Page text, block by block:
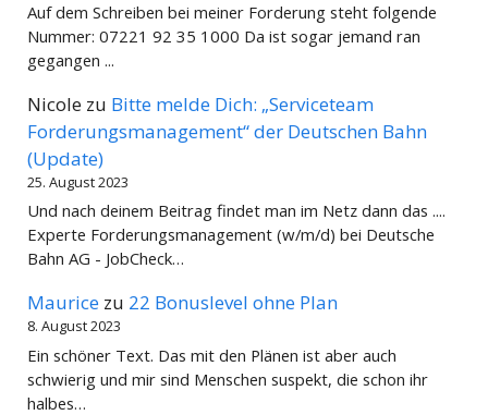
Auf dem Schreiben bei meiner Forderung steht folgende
Nummer: 07221 92 35 1000 Da ist sogar jemand ran
gegangen ...
Nicole zu Bitte melde Dich: „Serviceteam
Forderungsmanagement“ der Deutschen Bahn
(Update)
25. August 2023
Und nach deinem Beitrag findet man im Netz dann das ....
Experte Forderungsmanagement (w/m/d) bei Deutsche
Bahn AG - JobCheck…
Maurice zu 22 Bonuslevel ohne Plan
8. August 2023
Ein schöner Text. Das mit den Plänen ist aber auch
schwierig und mir sind Menschen suspekt, die schon ihr
halbes…